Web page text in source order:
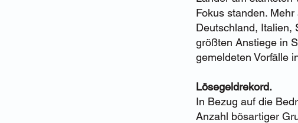
Fokus standen.
Deutschland, Italien,
größten Anstiege in
gemeldeten Vorfälle
Lösegeldrekord.
In Bezug auf die
Anzahl bösartiger